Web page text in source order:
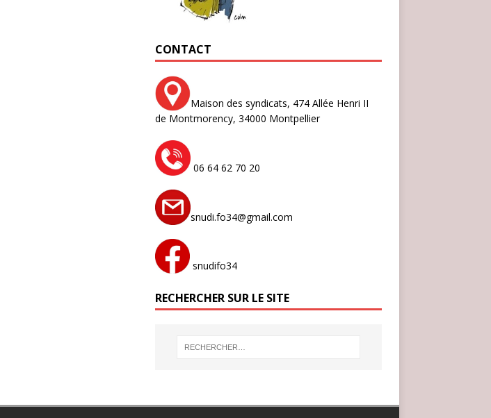
CONTACT
Maison des syndicats, 474 Allée Henri II
de Montmorency, 34000 Montpellier
06 64 62 70 20
snudi.fo34@gmail.com
snudifo34
RECHERCHER SUR LE SITE